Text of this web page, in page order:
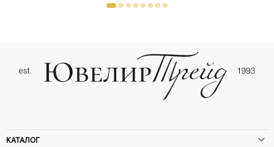
КАТАЛОГ